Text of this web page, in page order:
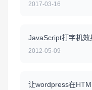
2017-03-16
JavaScript打字机效
2012-05-09
让wordpress在